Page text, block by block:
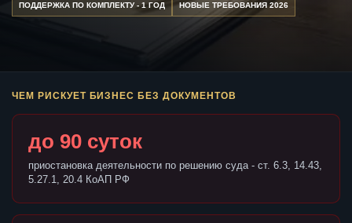
ПОДДЕРЖКА ПО КОМПЛЕКТУ - 1 ГОД НОВЫЕ ТРЕБОВАНИЯ 2026
ЧЕМ РИСКУЕТ БИЗНЕС БЕЗ ДОКУМЕНТОВ
до 90 суток
приостановка деятельности по решению суда - ст. 6.3, 14.43,
5.27.1, 20.4 КоАП РФ